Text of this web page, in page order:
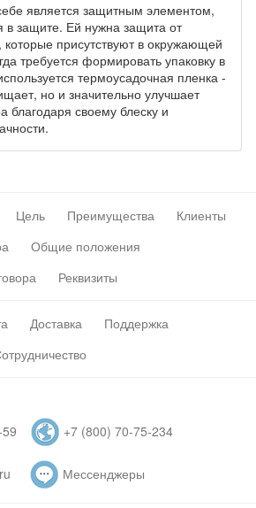
является защитным элементом,
в защите. Ей нужна защита от
присутствуют в окружающей
требуется формировать упаковку в
термоусадочная пленка -
но и значительно улучшает
благодаря своему блеску и
Цель Преимущества
Клиенты
Общие положения
Реквизиты
Доставка
Поддержка
+7 (800) 70-75-234
Мессенджеры